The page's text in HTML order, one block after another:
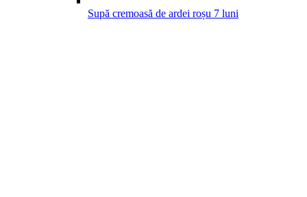
Supă cremoasă de ardei roșu 7 luni